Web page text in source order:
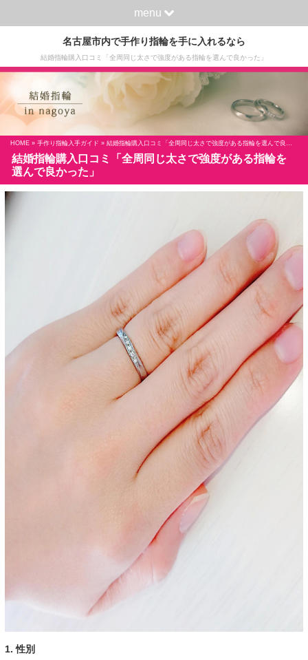
menu
名古屋市内で手作り指輪を手に入れるなら
結婚指輪購入口コミ「全周同じ太さで強度がある指輪を選んで良かった」
HOME » 手作り指輪入手ガイド » 結婚指輪購入口コミ「全周同じ太さで強度がある指輪を選んで良かった」
結婚指輪購入口コミ「全周同じ太さで強度がある指輪を
選んで良かった」
1. 性別